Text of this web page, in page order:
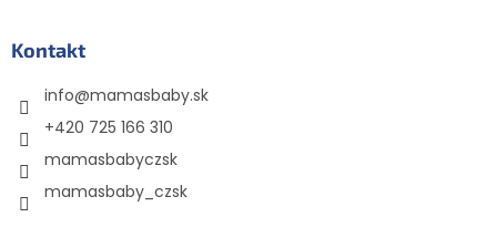
Kontakt
info@mamasbaby.sk
+420 725 166 310
mamasbabyczsk
mamasbaby_czsk